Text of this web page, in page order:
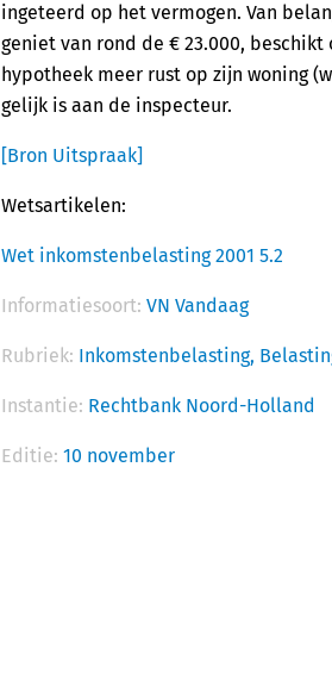
ingeteerd op het vermogen. Van
geniet van rond de € 23.000, beschikt
hypotheek meer rust op zijn woning
gelijk is aan de inspecteur.
[Bron Uitspraak]
Wetsartikelen:
Wet inkomstenbelasting 2001 5.2
Informatiesoort: VN Vandaag
Rubriek: Inkomstenbelasting,
Instantie: Rechtbank Noord-Holland
Editie: 10 november